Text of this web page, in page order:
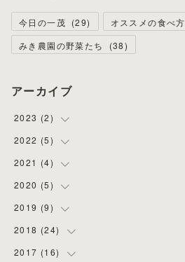
今日の一茂 (29) オススメの食べ方
みき農園の野菜たち
(38)
アーカイブ
2023 (2)
(1
(1
2022 (5)
(4
(1
2021 (4)
(1
(2
(1)
2020 (5)
(2
(1)
( 1)
2019 (9)
(2)
( 2)
2018 (24)
( 5)
2017 (16)